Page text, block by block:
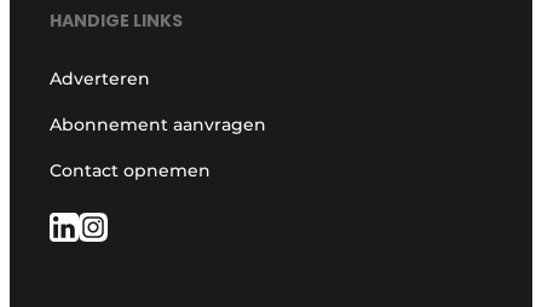
HANDIGE LINKS
Adverteren
Abonnement aanvragen
Contact opnemen